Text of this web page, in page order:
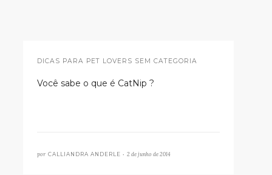
DICAS PARA PET LOVERS SEM CATEGORIA
Você sabe o que é CatNip ?
por CALLIANDRA ANDERLE • 2 de junho de 2014